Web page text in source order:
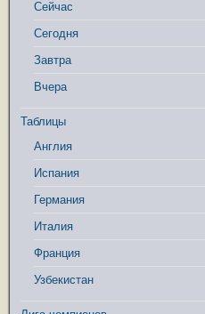
Сейчас
Сегодня
Завтра
Вчера
Таблицы
Англия
Испания
Германия
Италия
Франция
Узбекистан